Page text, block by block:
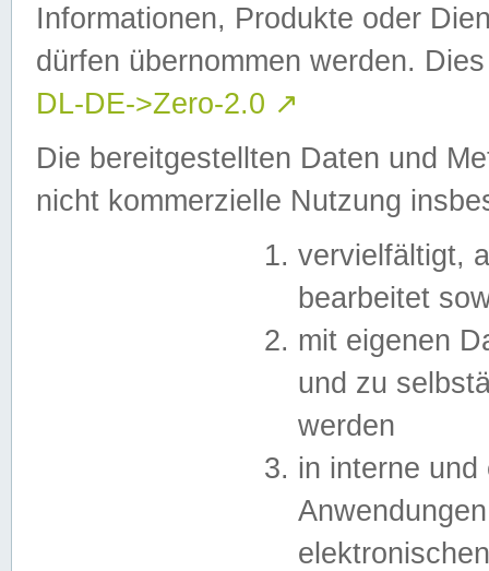
Informationen, Produkte oder
dürfen übernommen werden.
DL-DE->Zero-2.0 ↗
Die bereitgestellten Daten und
nicht kommerzielle Nutzung
vervielfältigt,
bearbeitet
mit eigenen
und zu
werden
in interne